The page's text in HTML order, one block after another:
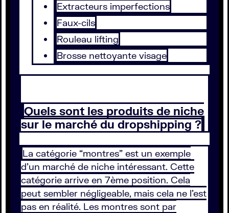
Extracteurs imperfections
Faux-cils
Rouleau lifting
Brosse nettoyante visage
Quels sont les produits de niche
sur le marché du dropshipping ?
La catégorie “montres” est un exemple
d'un marché de niche intéressant. Cette
catégorie arrive en 7ème position. Cela
peut sembler négligeable, mais cela ne l’est
pas en réalité. Les montres sont par